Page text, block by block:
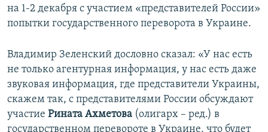
на 1-2 декабря с участием «представителей России»
попытки государственного переворота в Украине.
Владимир Зеленский дословно сказал: «У нас есть
не только агентурная информация, у нас есть даже
звуковая информация, где представители Украины,
скажем так, с представителями России обсуждают
участие Рината Ахметова (олигарх – ред.) в
государственном перевороте в Украине, что будет